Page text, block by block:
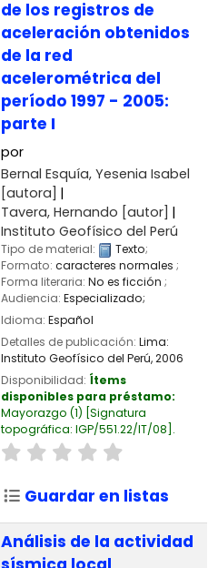
de los registros de
aceleración obtenidos
de la red
acelerométrica del
período 1997 - 2005:
parte I
por
Bernal Esquía, Yesenia Isabel
[autora]
Tavera, Hernando [autor]
Instituto Geofísico del Perú
Tipo de material: Texto;
Formato: caracteres normales ;
Forma literaria: No es ficción ;
Audiencia: Especializado;
Idioma: Español
Detalles de publicación: Lima:
Instituto Geofísico del Perú,2006
Disponibilidad: Ítems
disponibles para préstamo:
Mayorazgo (1) Signatura
topográfica: IGP/551.22/IT/08 .
Guardar en listas
Análisis de la actividad